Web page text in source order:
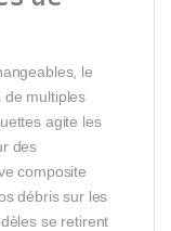
le
de multiples
agite les
des
composite
débris sur les
se retirent